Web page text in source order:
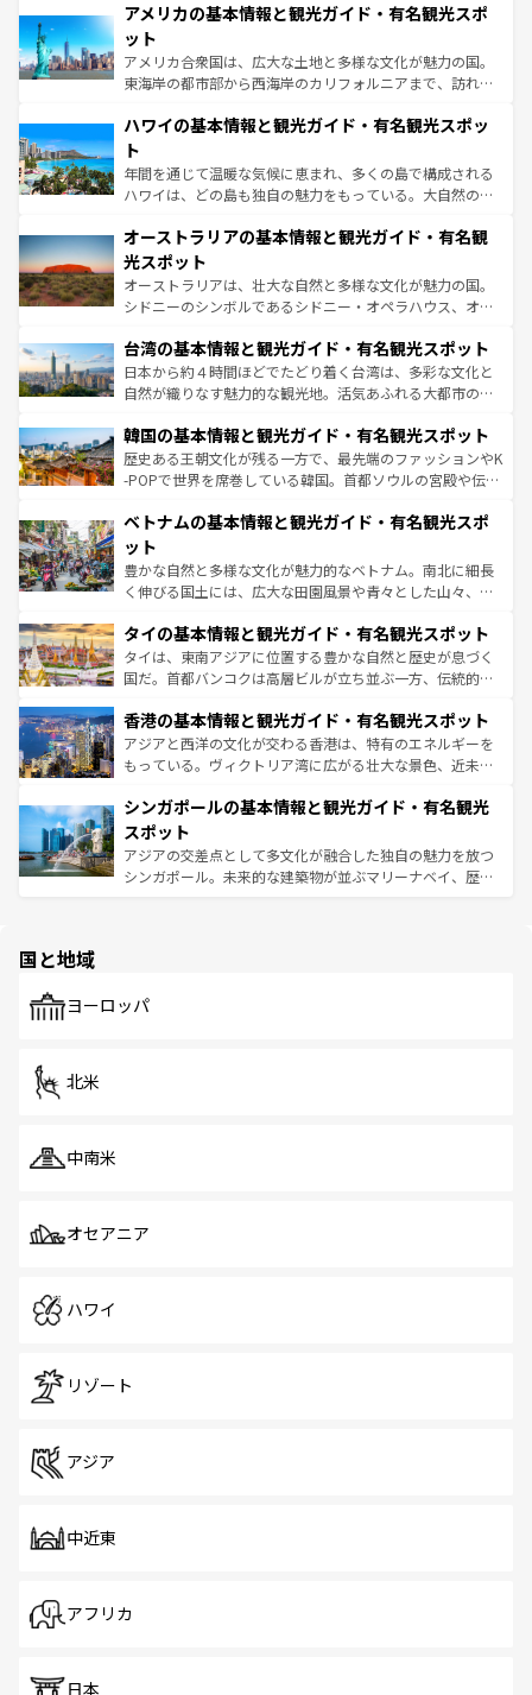
ンツ一覧を参照してほしい。
の建物がそのまま残る町や、スイスならではのユニークな
博物館もあり、アルプス観光だけでなく町歩きも満喫する
ことができる。国民の所得が高いため物価も高いが、旅行
者向けの交通パス提供のサービスもあり、うまく活用すれ
着のスイス情報はコンテンツ一覧を参照してほしい。
アメリカの基本情報と観光ガイド・有名観光スポ
ット
アメリカ合衆国は、広大な土地と多様な文化が魅力の国。
東海岸の都市部から西海岸のカリフォルニアまで、訪れる
のような巨大都市は、観光、ショッピング、エンターテイ
ンメントが詰まった刺激的なスポットだ。一方、アメリカ
西部には大自然が広がり、グランドキャニオンやイエロー
ストーン国立公園といった絶景が堪能できる。さらに、南
文化が魅力。旅行者はアメリカの各地域で異なる魅力を楽
しみながら、その多様性と豊かな歴史を感じることができ
るだろう。車でのロードトリップや列車の旅も、アメリカ
ならではの贅沢な旅のスタイルだ。 なお、新着のアメリカ
情報は コンテンツ一覧 を参照してほしい。
ハワイの基本情報と観光ガイド・有名観光スポッ
ト
年間を通じて温暖な気候に恵まれ、多くの島で構成される
ハワイは、どの島も独自の魅力をもっている。大自然の神
ワイ島は見逃せない。また、定番の観光地といえばオアフ
島だが、静かな自然を求めるならマウイ島やカウアイ島が
おすすめ。エメラルドグリーンに輝く海をはじめ、豊かな
文化や歴史が息づいている。「アロハスピリット」と呼ば
人々、おいしいローカルフードやハワイアンミュージッ
ク、伝統的なフラダンスなど、すべてがハワイの魅力を彩
っている。訪れるたびに新しい発見と感動が待っているハ
はコンテンツ一覧を参照してほしい。
オーストラリアの基本情報と観光ガイド・有名観
光スポット
オーストラリアは、壮大な自然と多様な文化が魅力の国。
シドニーのシンボルであるシドニー・オペラハウス、オー
リアリーフや大陸中央部にそびえるウルル（エアーズロッ
ク）、タスマニアの美しい原生林やケアンズの熱帯雨林な
ど、見どころがたくさん。また、カフェやワイン、オージ
いる。アクティビティも充実しており、サーフィンやダイ
ビング、ハイキングなど、アウトドア好きにはたまらな
い。オーストラリアの多彩な魅力を存分に味わいつくそ
参照してほしい。
台湾の基本情報と観光ガイド・有名観光スポット
日本から約４時間ほどでたどり着く台湾は、多彩な文化と
自然が織りなす魅力的な観光地。活気あふれる大都市の台
ン）、静ひつな山岳地帯である台湾東部など、都市の喧騒
と山間の静けさが共存しており、訪れる人に新しい発見と
驚きをもたらしてくれる。また、奥深い台湾の食文化も魅
容にもいいと評判のスイーツなど、バラエティ豊かな料理
照してほしい。
韓国の基本情報と観光ガイド・有名観光スポット
歴史ある王朝文化が残る一方で、最先端のファッションやK
-POPで世界を席巻している韓国。首都ソウルの宮殿や伝統
き、地方に足を延ばせば四季折々の自然美を楽しむことが
できる。そして、キムチや焼肉、絶品のストリートフード
まで、さまざまな韓国料理が待っている。夜には、韓国な
らではのナイトライフも堪能できる。あたたかいホスピタ
わってみてほしい。 なお、新着の韓国情報はコンテンツ一
覧 を参照してほしい。
ベトナムの基本情報と観光ガイド・有名観光スポ
ット
豊かな自然と多様な文化が魅力的なベトナム。南北に細長
く伸びる国土には、広大な田園風景や青々とした山々、世
急速な発展と共に伝統が息づく。ハノイの古い町並みやホ
ーチミン市のフランス統治時代の建物も、独特の雰囲気を
醸し出している。また、バラエティの豊かさとおいしさで
とつ。フォーやバインミー、ベトナムコーヒーなどは、ぜ
ひ現地で味わいたい。どの地域を訪れてもあたたかい人々
が旅行者を迎えてくれるので、きっと忘れられない旅にな
参照してほしい。
タイの基本情報と観光ガイド・有名観光スポット
タイは、東南アジアに位置する豊かな自然と歴史が息づく
国だ。首都バンコクは高層ビルが立ち並ぶ一方、伝統的な
の活気が交差している。北部ではチェンマイなどの山岳地
帯で自然と触れ合い、南部ではプーケットやクラビの美し
いビーチでリゾート気分を楽しむことができる。タイ料理
激する。気候は一年中温暖で、どの季節にも異なる楽しみ
が待っている。親しみやすいタイの人々、仏教を中心とし
た文化、そして多様な観光資源が、訪れる旅人を魅了し続
ける。 なお、新着のタイ情報はコンテンツ一覧を参照して
香港の基本情報と観光ガイド・有名観光スポット
アジアと西洋の文化が交わる香港は、特有のエネルギーを
もっている。ヴィクトリア湾に広がる壮大な景色、近未来
み、どこを訪れても感動するはず。観光スポットが密集し
ており、効率よく見どころを回れるのも魅力。息をのむよ
うな絶景から文化的な体験まで、香港を存分に楽しみ尽く
そう。 なお、新着の香港情報はコンテンツ一覧を参照して
シンガポールの基本情報と観光ガイド・有名観光
スポット
アジアの交差点として多文化が融合した独自の魅力を放つ
シンガポール。未来的な建築物が並ぶマリーナベイ、歴史
で、ホーカーズは地元の風情を楽しめる外せないスポット
国と地域
ヨーロッパ
北米
中南米
オセアニア
ハワイ
リゾート
アジア
中近東
アフリカ
日本